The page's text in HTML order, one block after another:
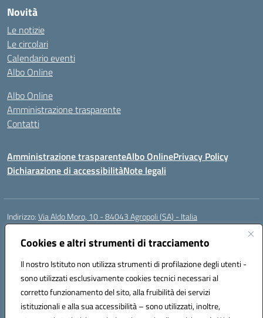
Cookies e altri strumenti di tracciamento
Il nostro Istituto non utilizza strumenti di profilazione degli utenti -
sono utilizzati esclusivamente cookies tecnici necessari al
corretto funzionamento del sito, alla fruibilità dei servizi
istituzionali e alla sua accessibilità – sono utilizzati, inoltre,
Novità
Le notizie
Le circolari
Calendario eventi
Albo Online
Albo Online
Amministrazione trasparente
Contatti
Amministrazione trasparenteAlbo OnlinePrivacy Policy
Dichiarazione di accessibilitàNote legali
Indirizzo:Via Aldo Moro, 10 - 84043 Agropoli (SA) - Italia
Centralino:
Posta elettronica certificata (PEC):saic8at00d@pec.istruzione.it
Codice fiscale: 90009620650
Codice meccanografico:SAIC8AT00D
Codice Indice delle Pubbliche Amministrazioni (IPA): istsc_saic8at00d
Codice unico di fatturazione (CUF): UF1K7E